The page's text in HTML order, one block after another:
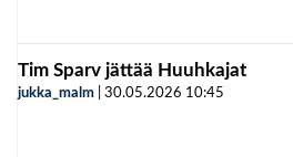
Tim Sparv jättää Huuhkajat
jukka_malm 30.05.2026 10:45